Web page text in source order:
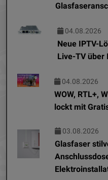
04.08.2026
Neue IPTV-
Live-TV über
04.08.2026
WOW, RTL+,
lockt mit
03.08.2026
Glasfaser